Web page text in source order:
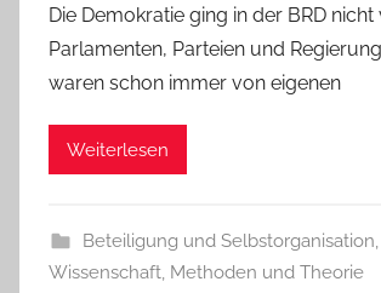
Die Demokratie ging in der BRD
Parlamenten, Parteien und
waren schon immer von eigenen
Weiterlesen
Beteiligung und Selbstorganisation,
Wissenschaft, Methoden und Theorie